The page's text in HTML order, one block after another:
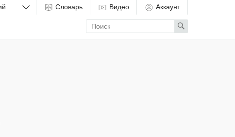
Словарь Видео Аккаунт
Enter
search
term
Search